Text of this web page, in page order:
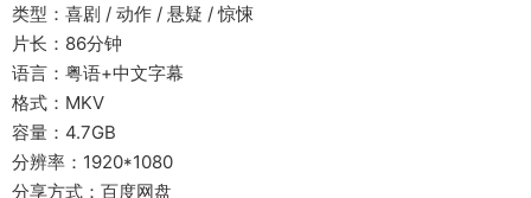
类型：喜剧 / 动作 / 悬疑 / 惊悚
片长：86分钟
语言：粤语+中文字幕
格式：MKV
容量：4.7GB
分辨率：1920*1080
分享方式：百度网盘